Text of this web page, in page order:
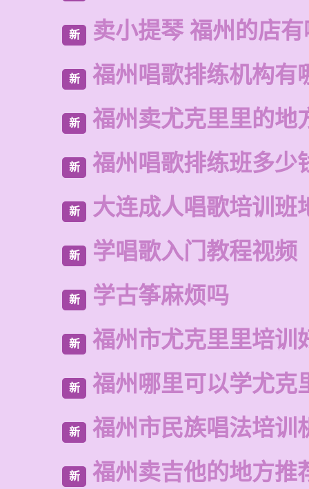
新 卖小提琴 福州的店
新 福州唱歌排练机构有
新 福州卖尤克里里的地
新 福州唱歌排练班多少
新 大连成人唱歌培训班
新 学唱歌入门教程视频
新 学古筝麻烦吗
新 福州市尤克里里培训
新 福州哪里可以学尤克
新 福州市民族唱法培训
新 福州卖吉他的地方推